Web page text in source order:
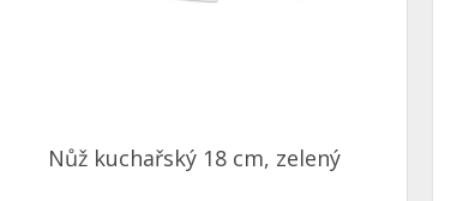
Nůž kuchařský 18 cm, zelený